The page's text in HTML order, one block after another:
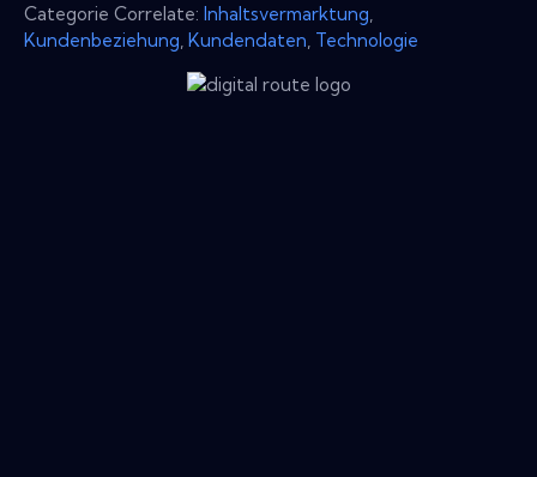
Categorie Correlate: Inhaltsvermarktung
Kundenbeziehung Kundendaten Technologie